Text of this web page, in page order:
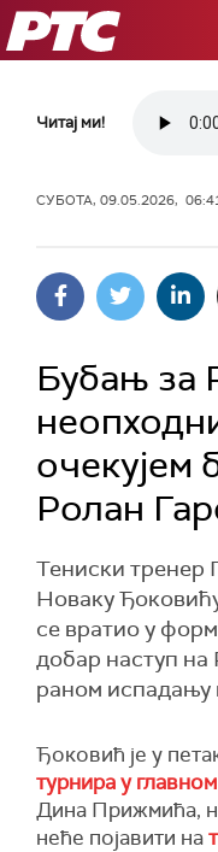
РТС
Читај ми!
СУБОТА, 09.05.2026,
Бубањ за
очекујем
Ролан
Тениски тренер
Новаку
се вратио у
добар наступ на
раном испадању
Ђоковић је у
турнира у
Дина Прижмића,
неће појавити на